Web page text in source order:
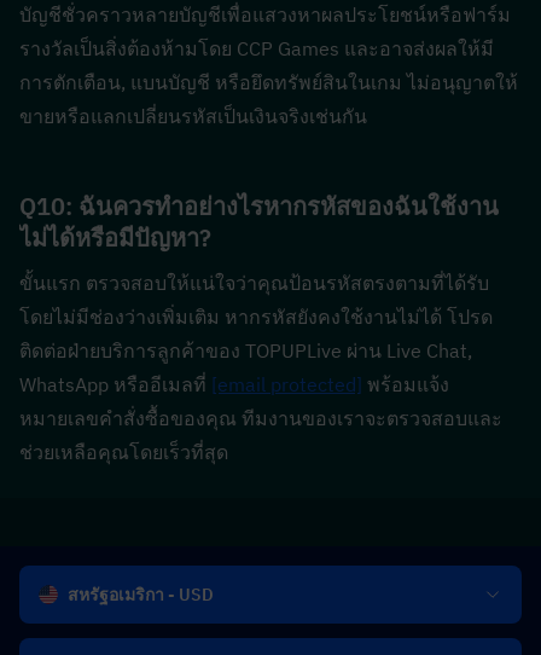
บัญชีชั่วคราวหลายบัญชีเพื่อแสวงหาผลประโยชน์หรือฟาร์ม
รางวัลเป็นสิ่งต้องห้ามโดย CCP Games และอาจส่งผลให้มี
การตักเตือน, แบนบัญชี หรือยึดทรัพย์สินในเกม ไม่อนุญาตให้
ขายหรือแลกเปลี่ยนรหัสเป็นเงินจริงเช่นกัน
Q10: ฉันควรทำอย่างไรหากรหัสของฉันใช้งาน
ไม่ได้หรือมีปัญหา?
ขั้นแรก ตรวจสอบให้แน่ใจว่าคุณป้อนรหัสตรงตามที่ได้รับ
โดยไม่มีช่องว่างเพิ่มเติม หากรหัสยังคงใช้งานไม่ได้ โปรด
ติดต่อฝ่ายบริการลูกค้าของ TOPUPLive ผ่าน Live Chat,
WhatsApp หรืออีเมลที่ [email protected] พร้อมแจ้ง
หมายเลขคำสั่งซื้อของคุณ ทีมงานของเราจะตรวจสอบและ
ช่วยเหลือคุณโดยเร็วที่สุด
สหรัฐอเมริกา - USD